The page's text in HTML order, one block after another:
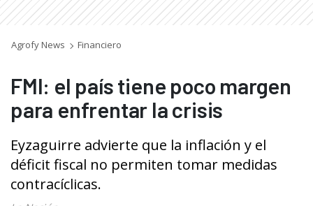
Agrofy News Financiero
FMI: el país tiene poco margen
para enfrentar la crisis
Eyzaguirre advierte que la inflación y el
déficit fiscal no permiten tomar medidas
contracíclicas.